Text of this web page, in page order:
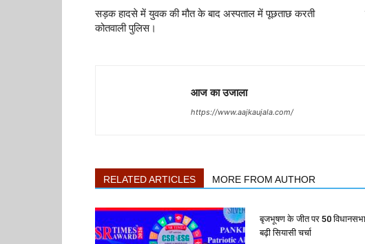
सड़क हादसे में युवक की मौत के बाद अस्पताल में पूछताछ करती
कोतवाली पुलिस।
आज का उजाला
https://www.aajkaujala.com/
RELATED ARTICLES MORE FROM AUTHOR
बृजभूषण के जीत पर 50 विधानसभा
बढ़ी सियासी चर्चा